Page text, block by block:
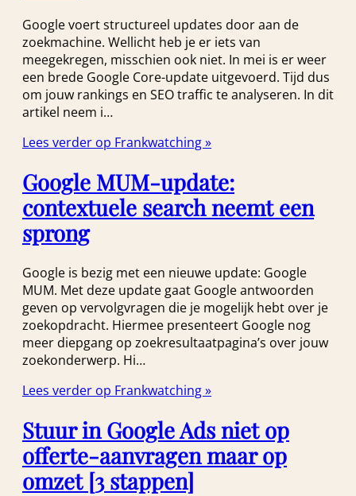
Google voert structureel updates door aan de
zoekmachine. Wellicht heb je er iets van
meegekregen, misschien ook niet. In mei is er weer
een brede Google Core-update uitgevoerd. Tijd dus
om jouw rankings en SEO traffic te analyseren. In dit
artikel neem i…
Lees verder op Frankwatching »
Google MUM-update:
contextuele search neemt een
sprong
Google is bezig met een nieuwe update: Google
MUM. Met deze update gaat Google antwoorden
geven op vervolgvragen die je mogelijk hebt over je
zoekopdracht. Hiermee presenteert Google nog
meer diepgang op zoekresultaatpagina’s over jouw
zoekonderwerp. Hi…
Lees verder op Frankwatching »
Stuur in Google Ads niet op
offerte-aanvragen maar op
omzet [3 stappen]